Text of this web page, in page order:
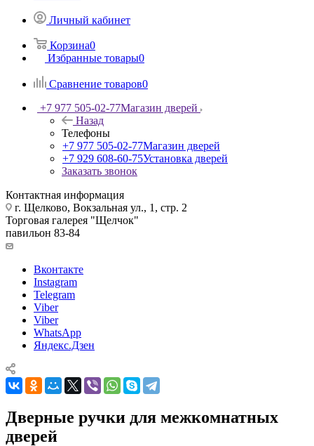
Личный кабинет
Корзина0
Избранные товары0
Сравнение товаров0
+7 977 505-02-77Магазин дверей
Назад
Телефоны
+7 977 505-02-77Магазин дверей
+7 929 608-60-75Установка дверей
Заказать звонок
Контактная информация
г. Щелково, Вокзальная ул., 1, стр. 2
Торговая галерея "Щелчок"
павильон 83-84
Вконтакте
Instagram
Telegram
Viber
Viber
WhatsApp
Яндекс.Дзен
Дверные ручки для межкомнатных
дверей